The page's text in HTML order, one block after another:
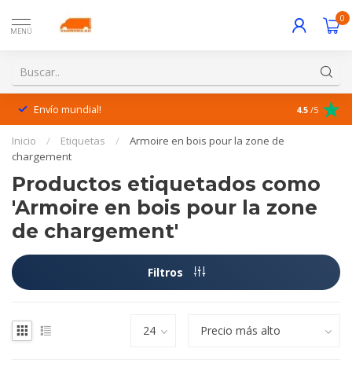
MENÚ
0
Envío mundial! ¡Excelente
4.5 /5
Inicio / Etiquetas /
Armoire en bois pour la zone de
chargement
Productos etiquetados como
'Armoire en bois pour la zone
de chargement'
Filtros